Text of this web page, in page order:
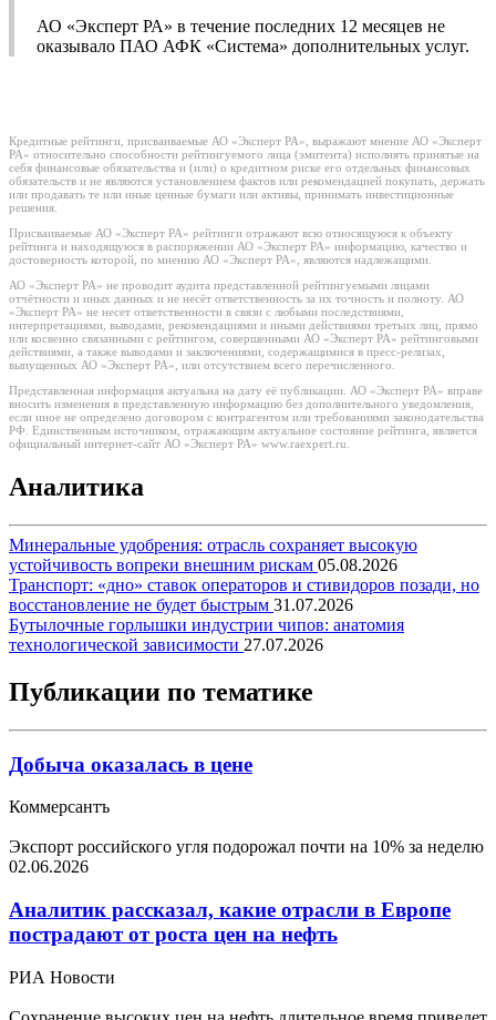
АО «Эксперт РА» в течение последних 12 месяцев не
оказывало ПАО АФК «Система» дополнительных услуг.
Кредитные рейтинги, присваиваемые АО «Эксперт РА», выражают мнение АО «Эксперт
РА» относительно способности рейтингуемого лица (эмитента) исполнять принятые на
себя финансовые обязательства и (или) о кредитном риске его отдельных финансовых
обязательств и не являются установлением фактов или рекомендацией покупать, держать
или продавать те или иные ценные бумаги или активы, принимать инвестиционные
решения.
Присваиваемые АО «Эксперт РА» рейтинги отражают всю относящуюся к объекту
рейтинга и находящуюся в распоряжении АО «Эксперт РА» информацию, качество и
достоверность которой, по мнению АО «Эксперт РА», являются надлежащими.
АО «Эксперт РА» не проводит аудита представленной рейтингуемыми лицами
отчётности и иных данных и не несёт ответственность за их точность и полноту. АО
«Эксперт РА» не несет ответственности в связи с любыми последствиями,
интерпретациями, выводами, рекомендациями и иными действиями третьих лиц, прямо
или косвенно связанными с рейтингом, совершенными АО «Эксперт РА» рейтинговыми
действиями, а также выводами и заключениями, содержащимися в пресс-релизах,
выпущенных АО «Эксперт РА», или отсутствием всего перечисленного.
Представленная информация актуальна на дату её публикации. АО «Эксперт РА» вправе
вносить изменения в представленную информацию без дополнительного уведомления,
если иное не определено договором с контрагентом или требованиями законодательства
РФ. Единственным источником, отражающим актуальное состояние рейтинга, является
официальный интернет-сайт АО «Эксперт РА» www.raexpert.ru.
Аналитика
Минеральные удобрения: отрасль сохраняет высокую
устойчивость вопреки внешним рискам 05.08.2026
Транспорт: «дно» ставок операторов и стивидоров позади, но
восстановление не будет быстрым 31.07.2026
Бутылочные горлышки индустрии чипов: анатомия
технологической зависимости 27.07.2026
Публикации по тематике
Добыча оказалась в цене
Коммерсантъ
Экспорт российского угля подорожал почти на 10% за неделю
02.06.2026
Аналитик рассказал, какие отрасли в Европе
пострадают от роста цен на нефть
РИА Новости